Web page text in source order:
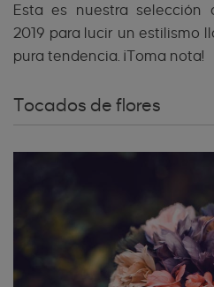
Esta es nuestra selección
2019 para lucir un estilismo
pura tendencia. ¡Toma nota!
Tocados de flores